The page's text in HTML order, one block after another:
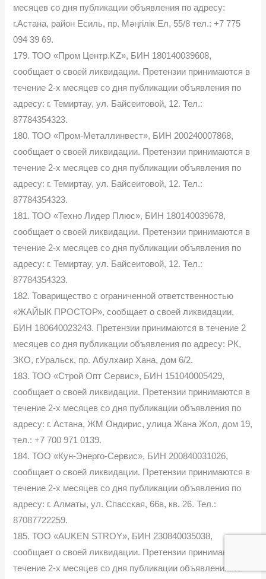
месяцев со дня публикации объявления по адресу:
г.Астана, район Есиль, пр. Мәңгілік Ел, 55/8 тел.: +7 775
094 39 69.
179. ТОО «Пром Центр.KZ», БИН 180140039608,
сообщает о своей ликвидации. Претензии принимаются в
течение 2-х месяцев со дня публикации объявления по
адресу: г. Темиртау, ул. Байсеитовой, 12. Тел.:
87784354323.
180. ТОО «Пром-Металлинвест», БИН 200240007868,
сообщает о своей ликвидации. Претензии принимаются в
течение 2-х месяцев со дня публикации объявления по
адресу: г. Темиртау, ул. Байсеитовой, 12. Тел.:
87784354323.
181. ТОО «Техно Лидер Плюс», БИН 180140039678,
сообщает о своей ликвидации. Претензии принимаются в
течение 2-х месяцев со дня публикации объявления по
адресу: г. Темиртау, ул. Байсеитовой, 12. Тел.:
87784354323.
182. Товарищество с ограниченной ответственностью
«ЖАЙЫК ПРОСТОР», сообщает о своей ликвидации,
БИН 180640023243. Претензии принимаются в течение 2
месяцев со дня публикации объявления по адресу: РК,
ЗКО, г.Уральск, пр. Абулхаир Хана, дом 6/2.
183. ТОО «Строй Опт Сервис», БИН 151040005429,
сообщает о своей ликвидации. Претензии принимаются в
течение 2-х месяцев со дня публикации объявления по
адресу: г. Астана, ЖМ Ондирис, улица Жана Жол, дом 19,
тел.: +7 700 971 0139.
184. ТОО «Кун-Энерго-Сервис», БИН 200840031026,
сообщает о своей ликвидации. Претензии принимаются в
течение 2-х месяцев со дня публикации объявления по
адресу: г. Алматы, ул. Спасская, 66в, кв. 26. Тел.:
87087722259.
185. ТОО «AUKEN STROY», БИН 230840035038,
сообщает о своей ликвидации. Претензии принимаются в
течение 2-х месяцев со дня публикации объявления по